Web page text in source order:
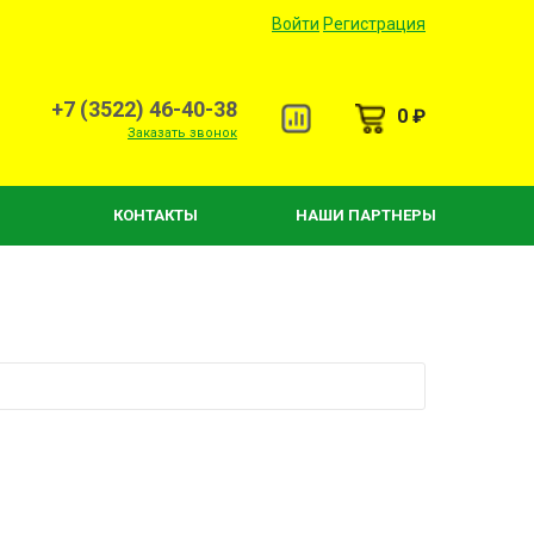
Войти Регистрация
+7 (3522) 46-40-38
Заказать звонок
0 ₽
КОНТАКТЫ НАШИ ПАРТНЕРЫ